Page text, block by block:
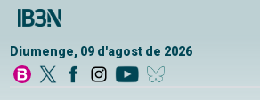
Diumenge, 09 d'agost de 2026